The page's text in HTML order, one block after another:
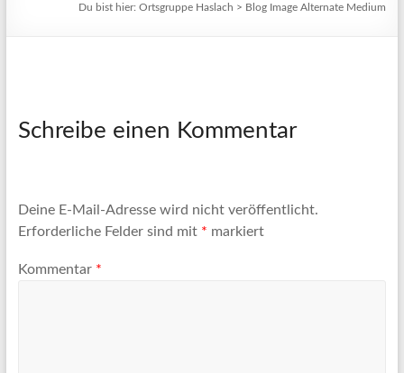
Du bist hier:Ortsgruppe Haslach > Blog Image Alternate Medium
Schreibe einen Kommentar
Deine E-Mail-Adresse wird nicht veröffentlicht.
Erforderliche Felder sind mit * markiert
Kommentar *